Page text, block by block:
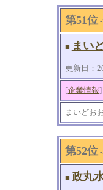
第51位-
■ まい
更新日：
[企業情報]
まいどお
第52位-
■ 政丸